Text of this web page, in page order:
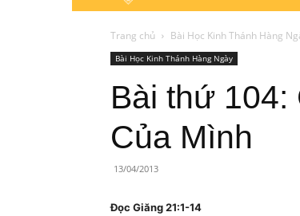
Thánh
Tin
Lành
Trang chủ Bài Học Kinh Thánh Hàng
Bài Học Kinh Thánh Hàng Ngày
Bài thứ
Của Mình
13/04/2013
Đọc Giăng 21:1-14